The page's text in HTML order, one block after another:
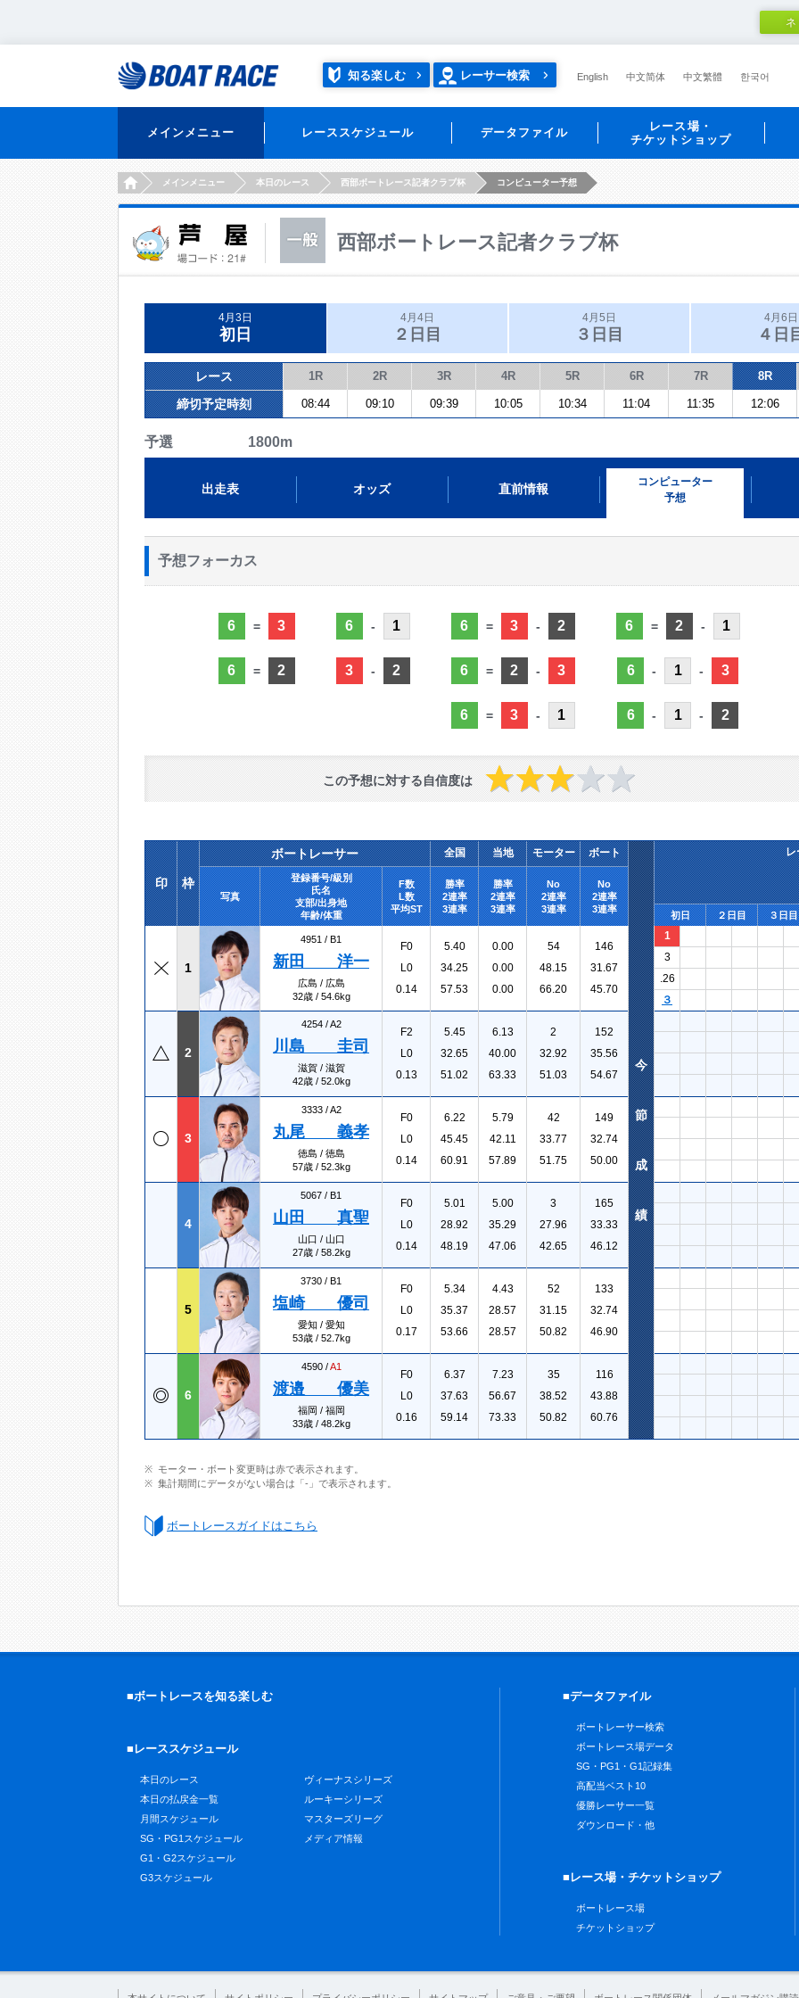
知る楽しむ レーサー検索 English 中文简体 中文繁體 한국어
メインメニュー レーススケジュール データファイル
レース場・
チケットショップ
HOMEメインメニュー 本日のレース 西部ボートレース記者クラブ杯 コンピューター予想
西部ボートレース記者クラブ杯
4月3日
初日
4月4日
２日目
4月5日
３日目
4月6日
４日
レース 1R 2R 3R 4R 5R 6R 7R 8R
締切予定時刻 08:44 09:10 09:39 10:05 10:34 11:04 11:35 12:06
予選 1800m
出走表 オッズ 直前情報
コンピューター
予想
予想フォーカス
6 = 3
6 = 2
6 - 1
3 - 2
6 = 3 - 2
6 = 2 - 3
6 = 3 - 1
6 = 2 - 1
6 - 1 - 3
6 - 1 - 2
この予想に対する自信度は
印 枠
ボートレーサー 全国 当地 モーター ボート レ
写真
登録番号/級別
氏名
支部/出身地
年齢/体重
F数
L数
平均ST
勝率
2連率
3連率
勝率
2連率
3連率
No
2連率
3連率
No
2連率
3連率
初日 ２日目 ３日目
1
4951 / B1
新田 洋一
広島 / 広島
32歳 / 54.6kg
F0
L0
0.14
5.40
34.25
57.53
0.00
0.00
0.00
54
48.15
66.20
146
31.67
45.70
1
3
.26
３
2
4254 /A2
川島 圭司
滋賀 / 滋賀
42歳 / 52.0kg
F2
L0
0.13
5.45
32.65
51.02
6.13
40.00
63.33
2
32.92
51.03
152
35.56
54.67
3
3333 /A2
丸尾 義孝
徳島 / 徳島
57歳 / 52.3kg
F0
L0
0.14
6.22
45.45
60.91
5.79
42.11
57.89
42
33.77
51.75
149
32.74
50.00
4
5067 / B1
山田 真聖
山口 / 山口
27歳 / 58.2kg
F0
L0
0.14
5.01
28.92
48.19
5.00
35.29
47.06
3
27.96
42.65
165
33.33
46.12
5
3730 / B1
塩崎 優司
愛知 / 愛知
53歳 / 52.7kg
F0
L0
0.17
5.34
35.37
53.66
4.43
28.57
28.57
52
31.15
50.82
133
32.74
46.90
6
4590 /A1
渡邉 優美
福岡 / 福岡
33歳 / 48.2kg
F0
L0
0.16
6.37
37.63
59.14
7.23
56.67
73.33
35
38.52
50.82
116
43.88
60.76
今
節
成
績
モーター・ボート変更時は赤で表示されます。
集計期間にデータがない場合は「-」で表示されます。
ボートレースガイドはこちら
■ボートレースを知る楽しむ
■レーススケジュール
本日のレース
本日の払戻金一覧
月間スケジュール
SG・PG1スケジュール
G1・G2スケジュール
G3スケジュール
ヴィーナスシリーズ
ルーキーシリーズ
マスターズリーグ
メディア情報
■データファイル
ボートレーサー検索
ボートレース場データ
SG・PG1・G1記録集
高配当ベスト10
優勝レーサー一覧
ダウンロード・他
■レース場・チケットショップ
ボートレース場
チケットショップ